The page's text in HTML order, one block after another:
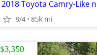
8/4 85k mi
$3,350